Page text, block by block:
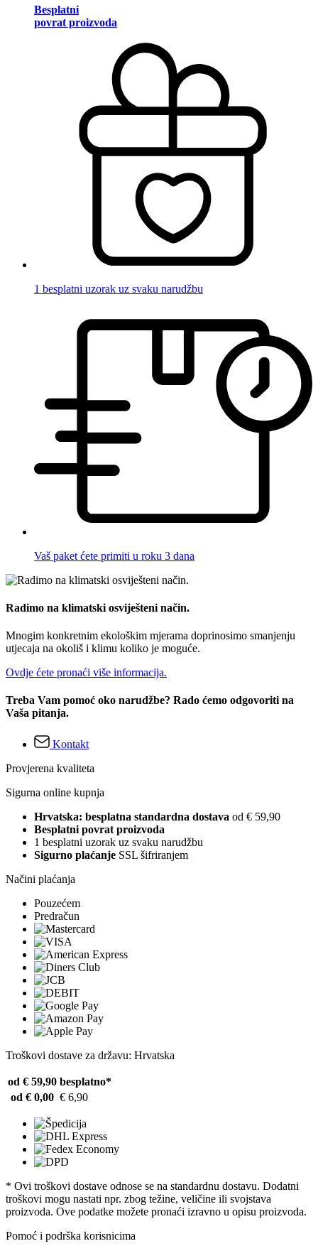
Besplatni
povrat proizvoda
1 besplatni uzorak uz svaku narudžbu
Vaš paket ćete primiti u roku 3 dana
Radimo na klimatski osviješteni način.
Mnogim konkretnim ekološkim mjerama doprinosimo smanjenju
utjecaja na okoliš i klimu koliko je moguće.
Ovdje ćete pronaći više informacija.
Treba Vam pomoć oko narudžbe? Rado ćemo odgovoriti na
Vaša pitanja.
Kontakt
Provjerena kvaliteta
Sigurna online kupnja
Hrvatska: besplatna standardna dostava od € 59,90
Besplatni povrat proizvoda
1 besplatni uzorak uz svaku narudžbu
Sigurno plaćanje SSL šifriranjem
Načini plaćanja
Pouzećem
Predračun
Troškovi dostave za državu: Hrvatska
od € 59,90 besplatno*
od € 0,00 € 6,90
* Ovi troškovi dostave odnose se na standardnu ​​dostavu. Dodatni
troškovi mogu nastati npr. zbog težine, veličine ili svojstava
proizvoda. Ove podatke možete pronaći izravno u opisu proizvoda.
Pomoć i podrška korisnicima